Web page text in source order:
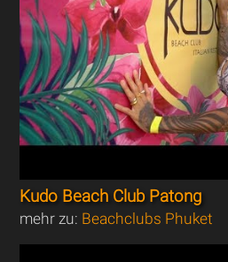
Kudo Beach Club Patong
mehr zu: Beachclubs Phuket